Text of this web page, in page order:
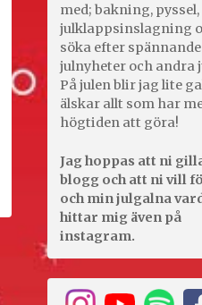
med; bakning, pyssel,
julklappsinslagning
söka efter spännande
julnyheter och andra
På julen blir jag lite
älskar allt som har
högtiden att göra!
Jag hoppas att ni
blogg och att ni vill
och min julgalna
hittar mig även på
instagram.